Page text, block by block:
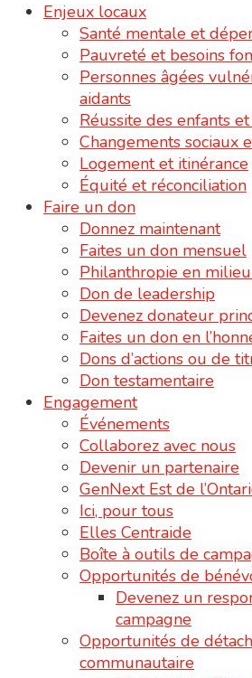
Enjeux locaux
Santé mentale et
Pauvreté et besoins
Personnes âgées
aidants
Réussite des enfants
Changements sociaux
Logement et itinérance
Équité et réconciliation
Faire un don
Donnez maintenant
Faites un don mensuel
Philanthropie en
Don de leadership
Devenez donateur
Faites un don en
Dons d’actions ou de
Don testamentaire
Engagement
Événements
Collaborez avec nous
Devenir un partenaire
GenNext Est de
Ici, pour tous
Elles Centraide
Boîte à outils de
Opportunités de
Devenez un
campagne
Opportunités de
communautaire